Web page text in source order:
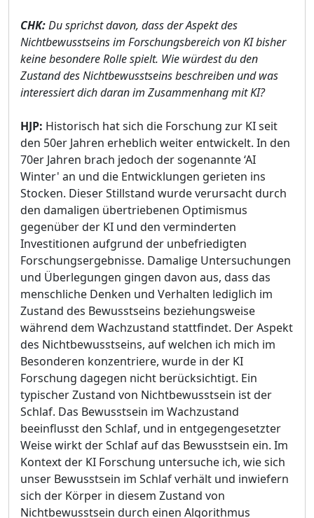
CHK:Du sprichst davon, dass der Aspekt des
Nichtbewusstseins im Forschungsbereich von KI bisher
keine besondere Rolle spielt. Wie würdest du den
Zustand des Nichtbewusstseins beschreiben und was
interessiert dich daran im Zusammenhang mit KI?
HJP: Historisch hat sich die Forschung zur KI seit
den 50er Jahren erheblich weiter entwickelt. In den
70er Jahren brach jedoch der sogenannte ‘AI
Winter' an und die Entwicklungen gerieten ins
Stocken. Dieser Stillstand wurde verursacht durch
den damaligen übertriebenen Optimismus
gegenüber der KI und den verminderten
Investitionen aufgrund der unbefriedigten
Forschungsergebnisse. Damalige Untersuchungen
und Überlegungen gingen davon aus, dass das
menschliche Denken und Verhalten lediglich im
Zustand des Bewusstseins beziehungsweise
während dem Wachzustand stattfindet. Der Aspekt
des Nichtbewusstseins, auf welchen ich mich im
Besonderen konzentriere, wurde in der KI
Forschung dagegen nicht berücksichtigt. Ein
typischer Zustand von Nichtbewusstsein ist der
Schlaf. Das Bewusstsein im Wachzustand
beeinflusst den Schlaf, und in entgegengesetzter
Weise wirkt der Schlaf auf das Bewusstsein ein. Im
Kontext der KI Forschung untersuche ich, wie sich
unser Bewusstsein im Schlaf verhält und inwiefern
sich der Körper in diesem Zustand von
Nichtbewusstsein durch einen Algorithmus